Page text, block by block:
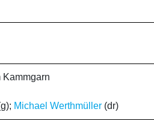
Kammgarn
Michael Werthmüller(dr)